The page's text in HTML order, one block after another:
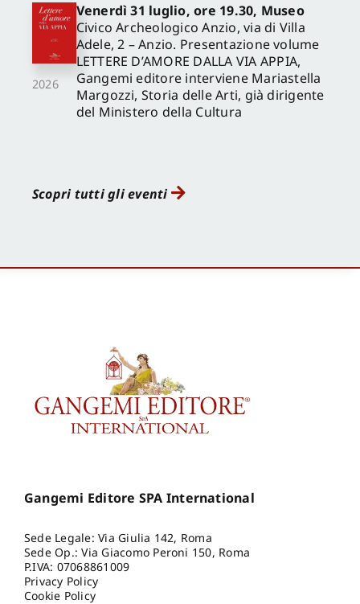
2026
Venerdì 31 luglio, ore 19.30, Museo
Civico Archeologico Anzio, via di Villa
Adele, 2 – Anzio. Presentazione volume
LETTERE D’AMORE DALLA VIA APPIA,
Gangemi editore interviene Mariastella
Margozzi, Storia delle Arti, già dirigente
del Ministero della Cultura
Scopri tutti gli eventi
Gangemi Editore SPA International
Sede Legale: Via Giulia 142, Roma
Sede Op.: Via Giacomo Peroni 150, Roma
P.IVA: 07068861009
Privacy Policy
Cookie Policy